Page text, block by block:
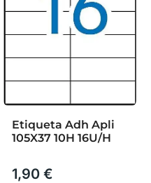
Etiqueta Adh Apli
105X37 10H 16U/H
1,90 €